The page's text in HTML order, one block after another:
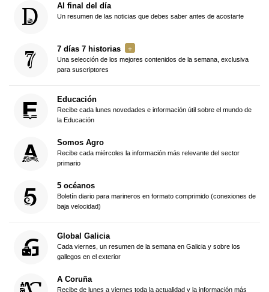
Al final del día
Un resumen de las noticias que debes saber antes de acostarte
7 días 7 historias
Una selección de los mejores contenidos de la semana, exclusiva
para suscriptores
Educación
Recibe cada lunes novedades e información útil sobre el mundo de
la Educación
Somos Agro
Recibe cada miércoles la información más relevante del sector
primario
5 océanos
Boletín diario para marineros en formato comprimido (conexiones de
baja velocidad)
Global Galicia
Cada viernes, un resumen de la semana en Galicia y sobre los
gallegos en el exterior
A Coruña
Recibe de lunes a viernes toda la actualidad y la información más